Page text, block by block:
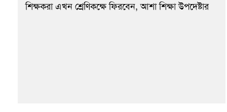
শিক্ষকরা এখন শ্রেণিকক্ষে ফিরবেন, আশা শিক্ষা উপদেষ্টার